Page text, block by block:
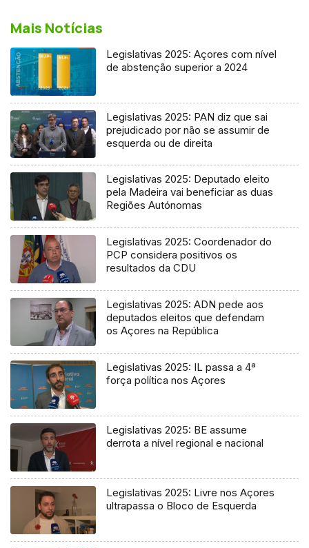
Mais Notícias
Legislativas 2025: Açores com nível
de abstenção superior a 2024
Legislativas 2025: PAN diz que sai
prejudicado por não se assumir de
esquerda ou de direita
Legislativas 2025: Deputado eleito
pela Madeira vai beneficiar as duas
Regiões Autónomas
Legislativas 2025: Coordenador do
PCP considera positivos os
resultados da CDU
Legislativas 2025: ADN pede aos
deputados eleitos que defendam
os Açores na República
Legislativas 2025: IL passa a 4ª
força política nos Açores
Legislativas 2025: BE assume
derrota a nível regional e nacional
Legislativas 2025: Livre nos Açores
ultrapassa o Bloco de Esquerda